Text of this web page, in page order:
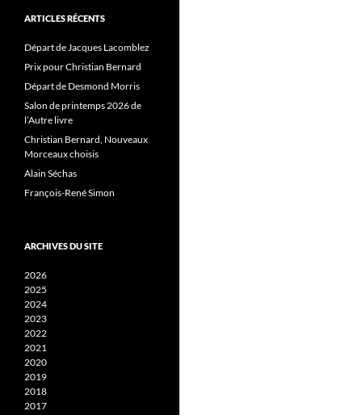
ARTICLES RÉCENTS
Départ de Jacques Lacomblez
Prix pour Christian Bernard
Départ de Desmond Morris
Salon de printemps 2026 de
l’Autre livre
Christian Bernard, Nouveaux
Morceaux choisis
Alain Séchas
François-René Simon
ARCHIVES DU SITE
2026
2025
2024
2023
2022
2021
2020
2019
2018
2017